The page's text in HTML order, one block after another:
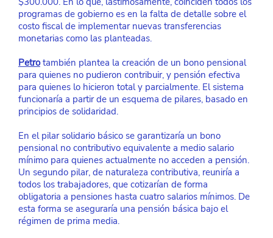
programas de gobierno es en la falta de detalle sobre el
costo fiscal de implementar nuevas transferencias
monetarias como las planteadas.
Petro también plantea la creación de un bono pensional
para quienes no pudieron contribuir, y pensión efectiva
para quienes lo hicieron total y parcialmente. El sistema
funcionaría a partir de un esquema de pilares, basado en
principios de solidaridad.
En el pilar solidario básico se garantizaría un bono
pensional no contributivo equivalente a medio salario
mínimo para quienes actualmente no acceden a pensión.
Un segundo pilar, de naturaleza contributiva, reuniría a
todos los trabajadores, que cotizarían de forma
obligatoria a pensiones hasta cuatro salarios mínimos. De
esta forma se aseguraría una pensión básica bajo el
régimen de prima media.